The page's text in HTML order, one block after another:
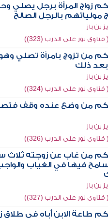
زواج المرأة برجل يصلي
مولياتهم بالرجل الصالح
بن باز
نور على الدرب (323))
من تزوج بامرأة تصلي وهو
ذلك
بن باز
نور على الدرب (324))
من وضع عنده وقف
بن باز
نور على الدرب (326))
من غاب عن زوجته ثلاث
فيها في الغياب
بن باز
نور على الدرب (327))
طاعة الابن أباه في طلاق